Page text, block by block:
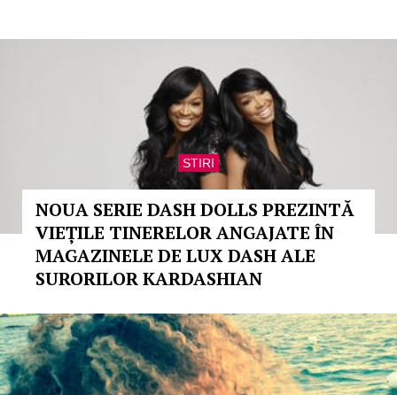
STIRI
NOUA SERIE DASH DOLLS PREZINTĂ
VIEȚILE TINERELOR ANGAJATE ÎN
MAGAZINELE DE LUX DASH ALE
SURORILOR KARDASHIAN